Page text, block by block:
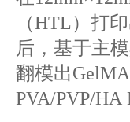
（HTL）打
后，基于主
翻模出
PVA/PVP/HA